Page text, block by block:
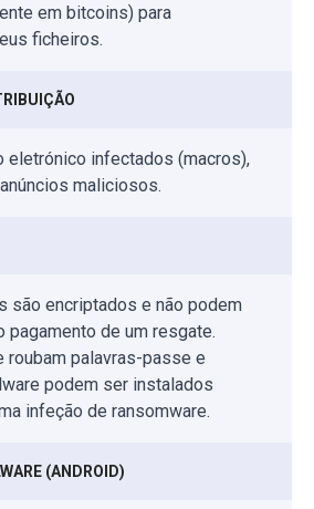
em bitcoins) para
ficheiros.
eletrónico infectados (macros),
maliciosos.
são encriptados e não podem
pagamento de um resgate.
roubam palavras-passe e
podem ser instalados
infeção de ransomware.
(ANDROID)